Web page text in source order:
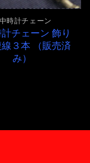
時計チェーン
チェーン 飾り
３本 （販売済
み）